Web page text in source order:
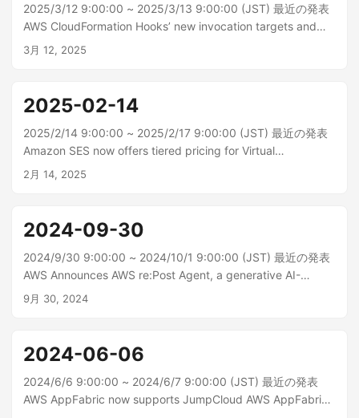
2025/3/12 9:00:00 ~ 2025/3/13 9:00:00 (JST) 最近の発表
AWS CloudFormation Hooks’ new invocation targets and
managed Hooks are available in the AWS GovCloud (US)
ドコントロ...
3月 12, 2025
2025-02-14
2025/2/14 9:00:00 ~ 2025/2/17 9:00:00 (JST) 最近の発表
Amazon SES now offers tiered pricing for Virtual
Deliverability Manager 本日、Amazon Simple Email Service
2月 14, 2025
2024-09-30
2024/9/30 9:00:00 ~ 2024/10/1 9:00:00 (JST) 最近の発表
AWS Announces AWS re:Post Agent, a generative AI-
powered virtual assistant AWS re: Post は、re: Post でイン
9月 30, 2024
2024-06-06
2024/6/6 9:00:00 ~ 2024/6/7 9:00:00 (JST) 最近の発表
AWS AppFabric now supports JumpCloud AWS AppFabric